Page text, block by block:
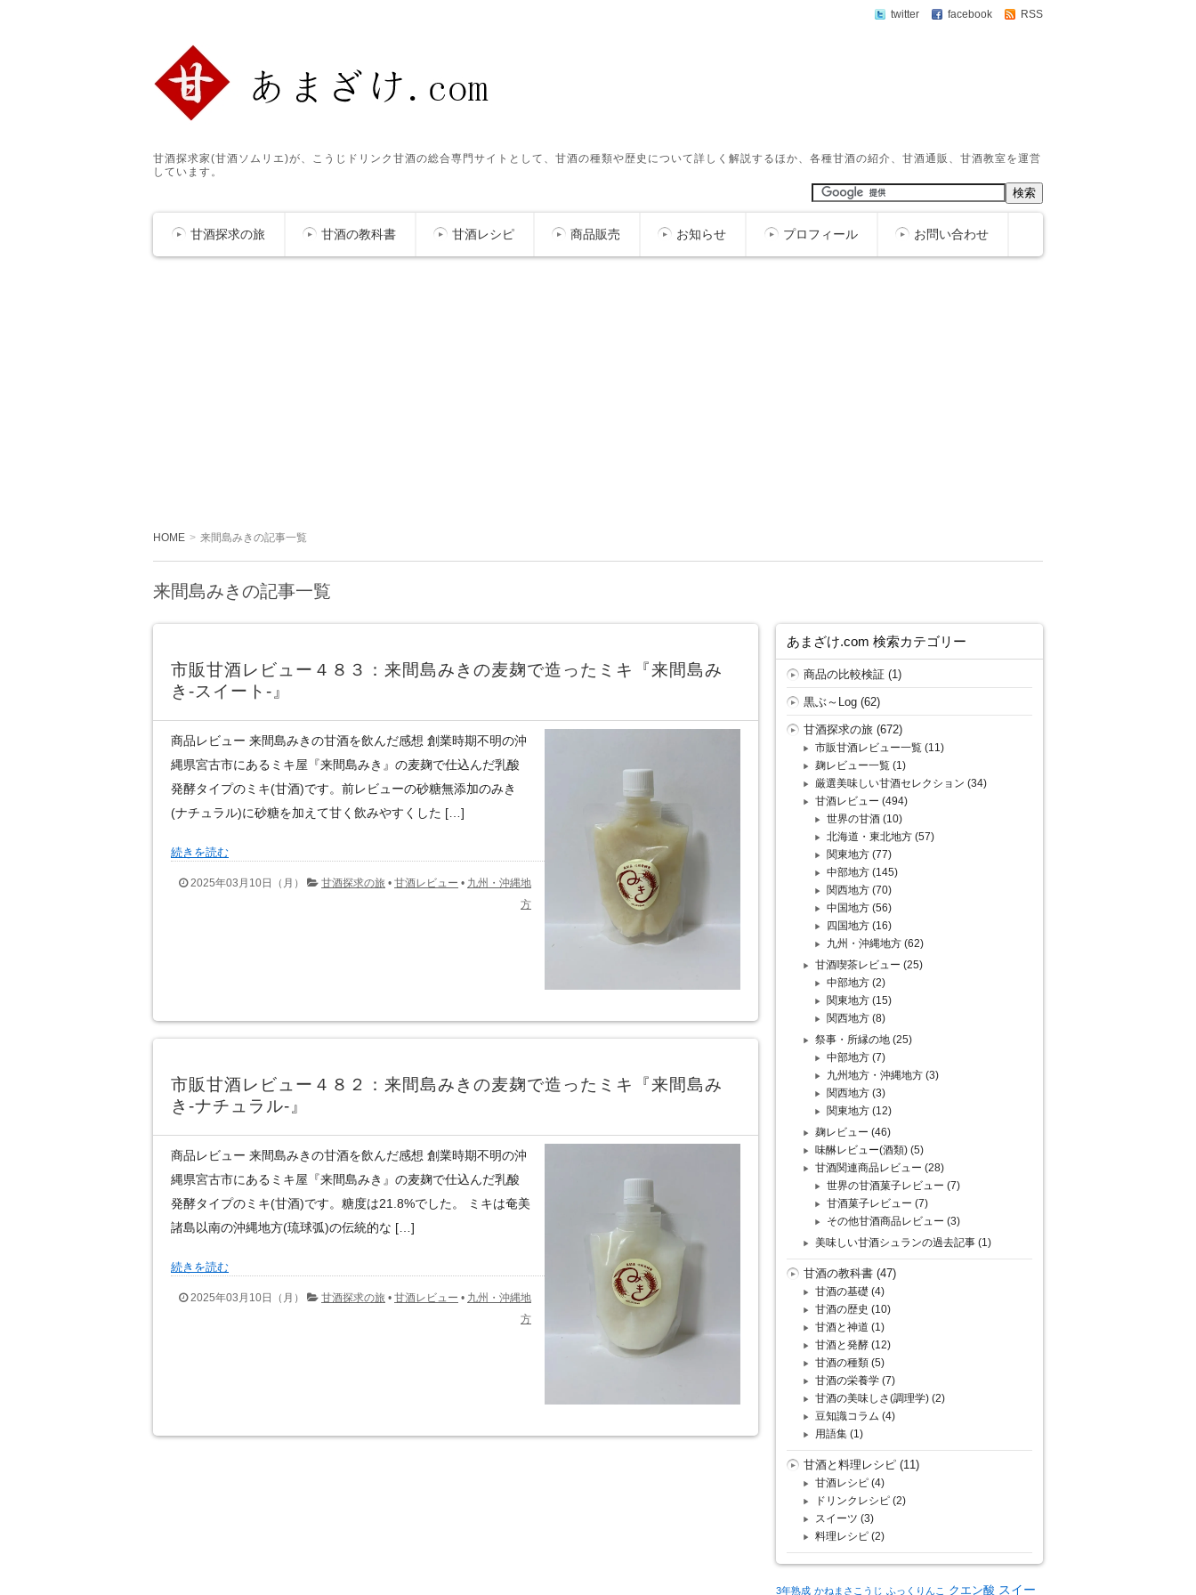
twitter facebook RSS
甘酒探求家(甘酒ソムリエ)が、こうじドリンク甘酒の総合専門サイトとして、甘酒の種類や歴史について詳しく解説するほか、各種甘酒の紹介、甘酒通販、甘酒教室を運営
しています。
甘酒探求の旅 甘酒の教科書 甘酒レシピ 商品販売 お知らせ プロフィール お問い合わせ
HOME 来間島みきの記事一覧
来間島みきの記事一覧
市販甘酒レビュー４８３：来間島みきの麦麹で造ったミキ『来間島み
き‐スイート‐』
商品レビュー 来間島みきの甘酒を飲んだ感想 創業時期不明の沖
縄県宮古市にあるミキ屋『来間島みき』の麦麹で仕込んだ乳酸
発酵タイプのミキ(甘酒)です。前レビューの砂糖無添加のみき
(ナチュラル)に砂糖を加えて甘く飲みやすくした […]
続きを読む
2025年03月10日（月） 甘酒探求の旅 • 甘酒レビュー • 九州・沖縄地
方
市販甘酒レビュー４８２：来間島みきの麦麹で造ったミキ『来間島み
き‐ナチュラル‐』
商品レビュー 来間島みきの甘酒を飲んだ感想 創業時期不明の沖
縄県宮古市にあるミキ屋『来間島みき』の麦麹で仕込んだ乳酸
発酵タイプのミキ(甘酒)です。糖度は21.8%でした。 ミキは奄美
諸島以南の沖縄地方(琉球弧)の伝統的な […]
続きを読む
2025年03月10日（月） 甘酒探求の旅 • 甘酒レビュー • 九州・沖縄地
方
あまざけ.com 検索カテゴリー
商品の比較検証 (1)
黒ぶ～Log (62)
甘酒探求の旅 (672)
市販甘酒レビュー一覧 (11)
麹レビュー一覧 (1)
厳選美味しい甘酒セレクション (34)
甘酒レビュー (494)
世界の甘酒 (10)
北海道・東北地方 (57)
関東地方 (77)
中部地方 (145)
関西地方 (70)
中国地方 (56)
四国地方 (16)
九州・沖縄地方 (62)
甘酒喫茶レビュー (25)
中部地方 (2)
関東地方 (15)
関西地方 (8)
祭事・所縁の地 (25)
中部地方 (7)
九州地方・沖縄地方 (3)
関西地方 (3)
関東地方 (12)
麹レビュー (46)
味醂レビュー(酒類) (5)
甘酒関連商品レビュー (28)
世界の甘酒菓子レビュー (7)
甘酒菓子レビュー (7)
その他甘酒商品レビュー (3)
美味しい甘酒シュランの過去記事 (1)
甘酒の教科書 (47)
甘酒の基礎 (4)
甘酒の歴史 (10)
甘酒と神道 (1)
甘酒と発酵 (12)
甘酒の種類 (5)
甘酒の栄養学 (7)
甘酒の美味しさ(調理学) (2)
豆知識コラム (4)
用語集 (1)
甘酒と料理レシピ (11)
甘酒レシピ (4)
ドリンクレシピ (2)
スイーツ (3)
料理レシピ (2)
3年熟成 かねまさこうじ ふっくりんこ クエン酸 スイー